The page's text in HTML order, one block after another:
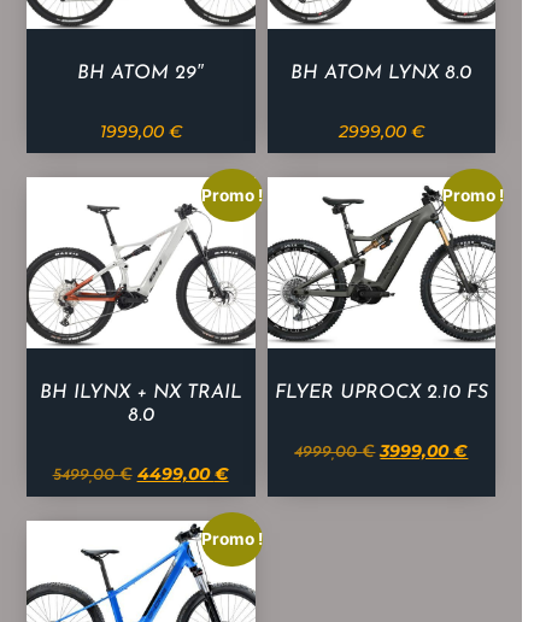
BH ATOM 29″
1999,00 €
BH ATOM LYNX 8.0
2999,00 €
Promo !
BH ILYNX + NX TRAIL
8.0
5499,00€ 4499,00€
Promo !
FLYER UPROCX 2.10 FS
4999,00€ 3999,00€
Promo !